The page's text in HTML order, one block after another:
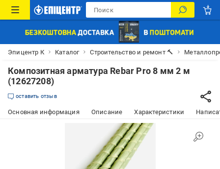
Эпицентр К Каталог Строительство и ремонт 🔨
Композитная арматура Rebar Pro 8 мм 2 м
(12627208)
оставить отзыв
Основная информация Описание Характеристики